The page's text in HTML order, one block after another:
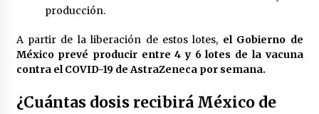
producción.
A partir de la liberación de estos lotes, el Gobierno de
México prevé producir entre 4 y 6 lotes de la vacuna
contra el COVID-19 de AstraZeneca por semana.
¿Cuántas dosis recibirá México de